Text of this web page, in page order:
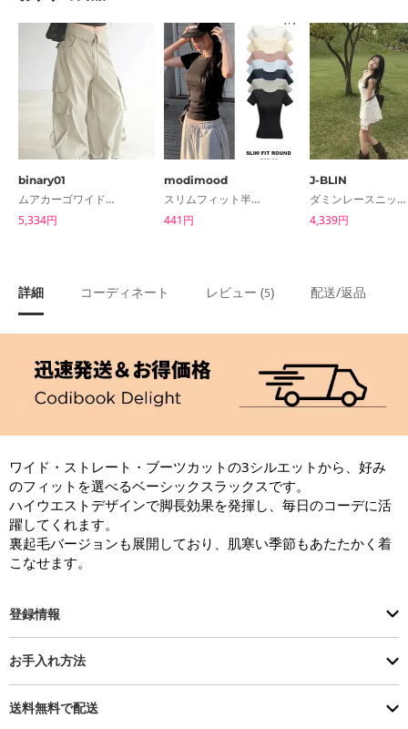
binary01
ムアカーゴワイドパンツ
5,334円
modimood
スリムフィット半袖ラウンドTシャツ - 7color
441円
J-BLIN
ダミンレースニットキャミソールミニワンピース
4,339円
詳細 コーディネート レビュー (5) 配送/返品
ワイド・ストレート・ブーツカットの3シルエットから、好み
のフィットを選べるベーシックスラックスです。
ハイウエストデザインで脚長効果を発揮し、毎日のコーデに活
躍してくれます。
裏起毛バージョンも展開しており、肌寒い季節もあたたかく着
こなせます。
登録情報
お手入れ方法
送料無料で配送